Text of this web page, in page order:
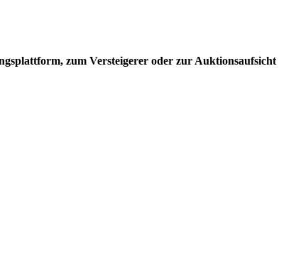
zum Versteigerer oder zur Auktionsaufsicht